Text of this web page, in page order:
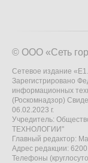
© ООО «Сеть
Сетевое издание
Зарегистрировано
информационных
(Роскомнадзор)
06.02.2023 г.
Учредитель:
ТЕХНОЛОГИИ"
Главный редактор:
Адрес редакции:
Телефоны